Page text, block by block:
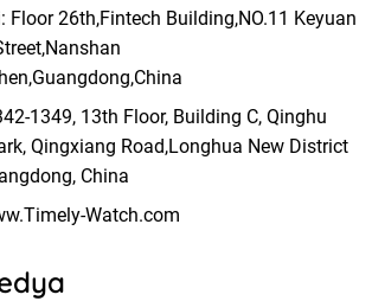
Floor 26th,Fintech Building,NO.11 Keyuan
1349, 13th Floor, Building C, Qinghu
Qingxiang Road,Longhua New District
China
Watch.com